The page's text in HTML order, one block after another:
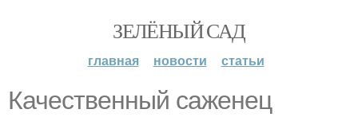
ЗЕЛЁНЫЙ САД
главная новости статьи
Качественный саженец